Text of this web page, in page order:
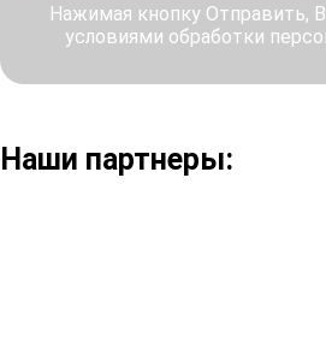
Нажимая кнопку Отправить,
условиями обработки
Наши партнеры: